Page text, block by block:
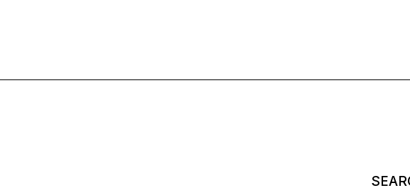
Search